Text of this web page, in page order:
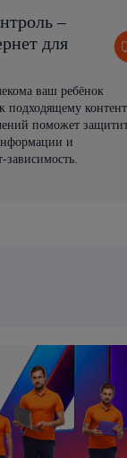
–
для
ваш ребёнок
подходящему
поможет
и
зависимость.